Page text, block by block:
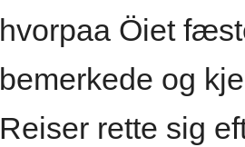
hvorpaa Öiet
bemerkede og
Reiser rette sig